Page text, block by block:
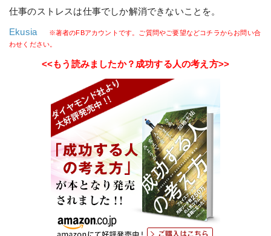
仕事のストレスは仕事でしか解消できないことを。
Ekusia
※著者のFBアカウントです。ご質問やご要望などコチラからお問い合
わせください。
<<もう読みましたか？成功する人の考え方>>